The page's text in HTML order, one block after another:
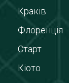
Краків
Флоренція
Старт
Кіото